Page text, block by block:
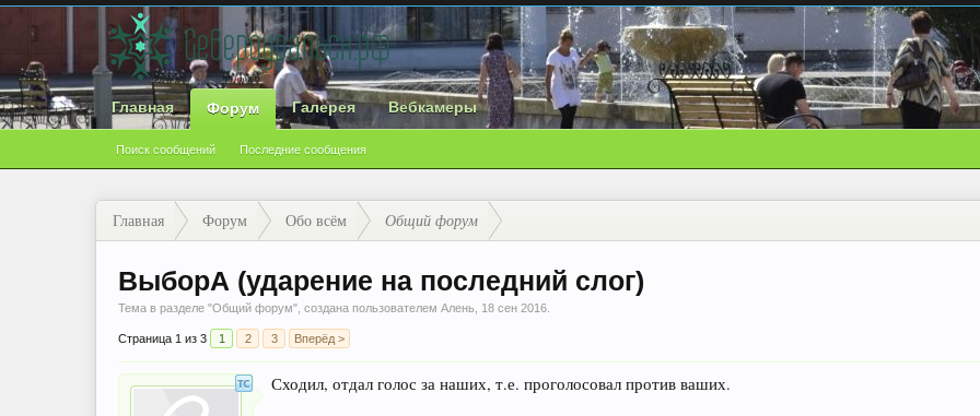
Главная Форум
Поиск сообщений Последние сообщения
Галерея Вебкамеры
Главная Форум Обо всём Общий форум
ВыборА (ударение на последний слог)
Тема в разделе "Общий форум", создана пользователем Алень 18 сен 2016
Страница 1 из 3 1 2 3 Вперёд >
Сходил, отдал голос за наших, т.е. проголосовал против ваших.